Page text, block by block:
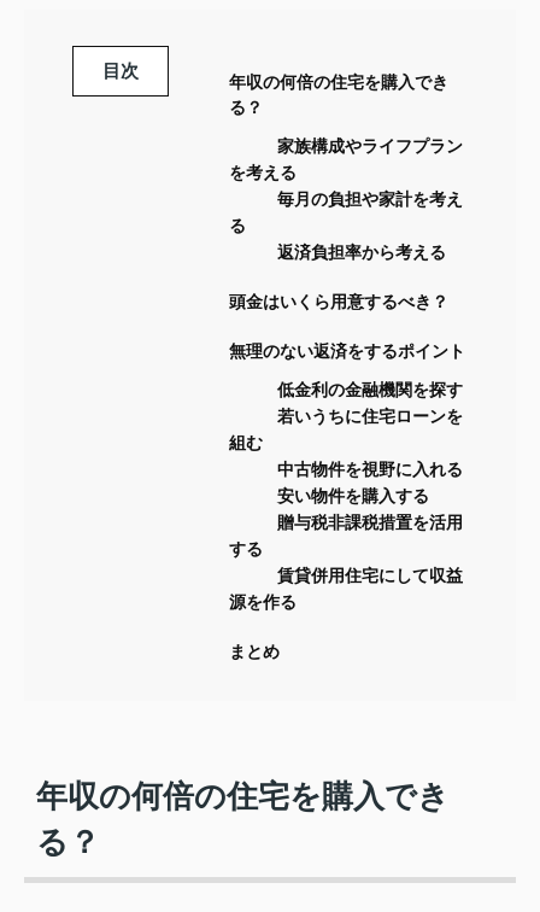
目次
年収の何倍の住宅を購入でき
る？
家族構成やライフプラン
を考える
毎月の負担や家計を考え
る
返済負担率から考える
頭金はいくら用意するべき？
無理のない返済をするポイント
低金利の金融機関を探す
若いうちに住宅ローンを
組む
中古物件を視野に入れる
安い物件を購入する
贈与税非課税措置を活用
する
賃貸併用住宅にして収益
源を作る
まとめ
年収の何倍の住宅を購入でき
る？